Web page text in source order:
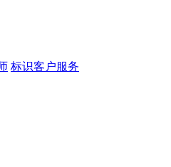
标识客户服务